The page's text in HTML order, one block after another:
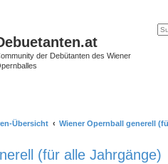
der Debütanten des Wiener
Übersicht Wiener Opernball generell
(für alle Jahrgänge)